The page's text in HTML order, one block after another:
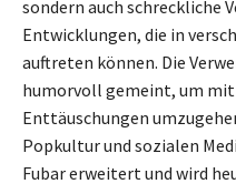
sondern auch schreckliche
Entwicklungen, die in
auftreten können. Die
humorvoll gemeint, um mit
Enttäuschungen
Popkultur und sozialen
Fubar erweitert und wird